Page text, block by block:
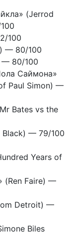
(Jerrod
100
— 80/100
— 80/100
Саймона»
Paul Simon) —
Bates vs the
Black) — 79/100
Years of
(Ren Faire) —
Detroit) —
Biles